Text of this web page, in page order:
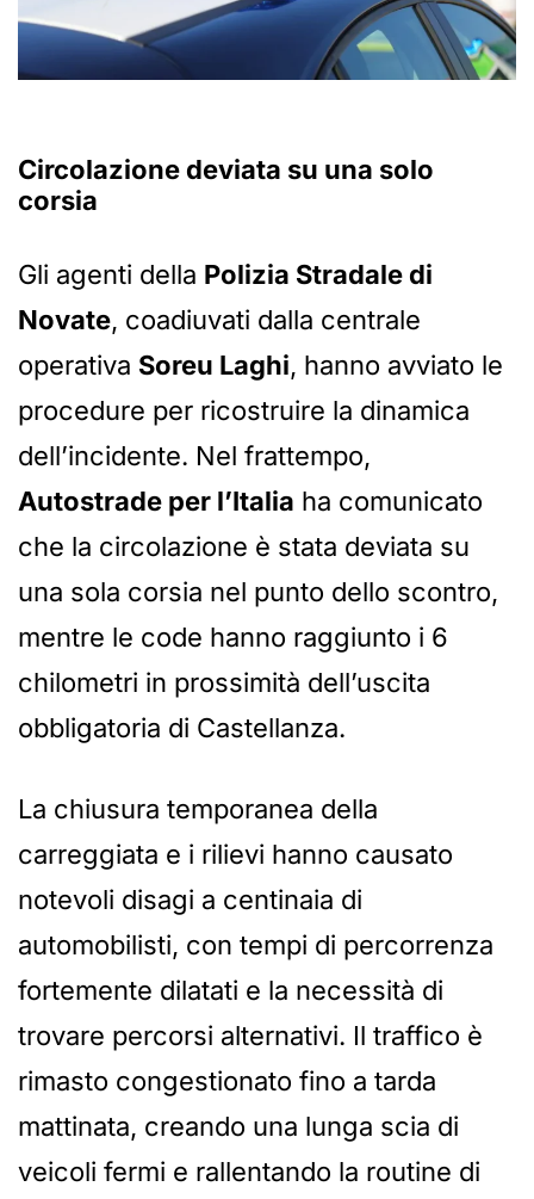
Circolazione deviata su una solo
corsia
Gli agenti della Polizia Stradale di
Novate, coadiuvati dalla centrale
operativa Soreu Laghi, hanno avviato le
procedure per ricostruire la dinamica
dell’incidente. Nel frattempo,
Autostrade per l’Italia ha comunicato
che la circolazione è stata deviata su
una sola corsia nel punto dello scontro,
mentre le code hanno raggiunto i 6
chilometri in prossimità dell’uscita
obbligatoria di Castellanza.
La chiusura temporanea della
carreggiata e i rilievi hanno causato
notevoli disagi a centinaia di
automobilisti, con tempi di percorrenza
fortemente dilatati e la necessità di
trovare percorsi alternativi. Il traffico è
rimasto congestionato fino a tarda
mattinata, creando una lunga scia di
veicoli fermi e rallentando la routine di